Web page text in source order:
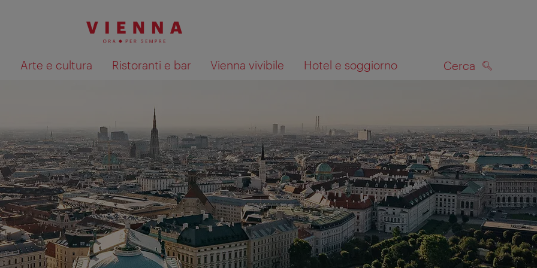
Arte e cultura Ristoranti e bar Vienna vivibile Hotel e soggiorno Cerca